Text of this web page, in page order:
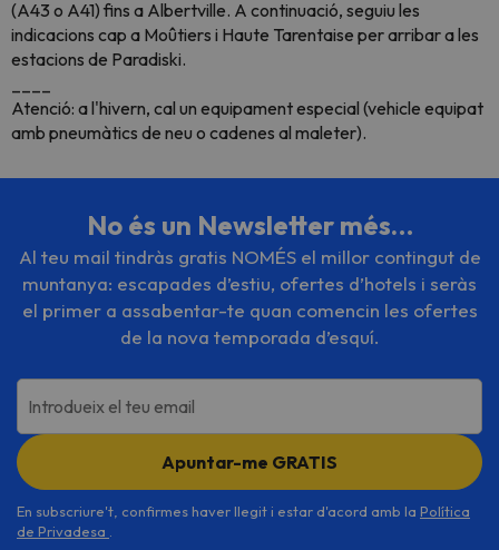
(A43 o A41) fins a Albertville. A continuació, seguiu les
indicacions cap a Moûtiers i Haute Tarentaise per arribar a les
estacions de Paradiski.
Atenció: a l'hivern, cal un equipament especial (vehicle equipat
amb pneumàtics de neu o cadenes al maleter).
No és un Newsletter més…
Al teu mail tindràs gratis NOMÉS el millor contingut de
muntanya: escapades d’estiu, ofertes d’hotels i seràs
el primer a assabentar-te quan comencin les ofertes
de la nova temporada d’esquí.
Introdueix el teu email
Apuntar-me GRATIS
En subscriure't, confirmes haver llegit i estar d'acord amb la Política
de Privadesa